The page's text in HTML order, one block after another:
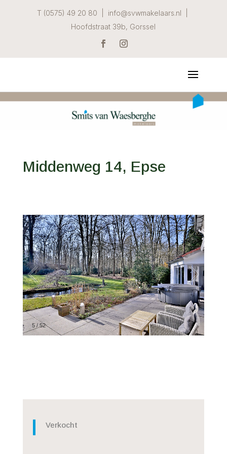
T (0575) 49 20 80 | info@svwmakelaars.nl |
Hoofdstraat 39b, Gorssel
Middenweg 14, Epse
5/52
Verkocht